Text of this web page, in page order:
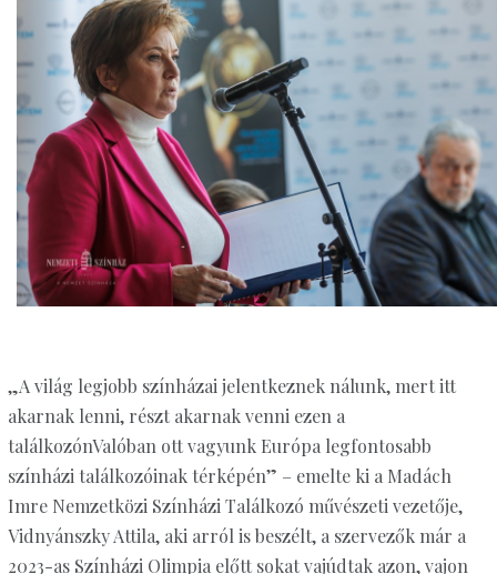
„A világ legjobb színházai jelentkeznek nálunk, mert itt
akarnak lenni, részt akarnak venni ezen a
találkozónValóban ott vagyunk Európa legfontosabb
színházi találkozóinak térképén” – emelte ki a Madách
Imre Nemzetközi Színházi Találkozó művészeti vezetője,
Vidnyánszky Attila, aki arról is beszélt, a szervezők már a
2023-as Színházi Olimpia előtt sokat vajúdtak azon, vajon